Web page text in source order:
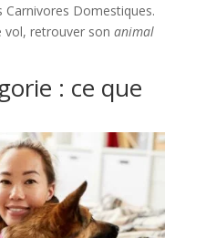
Carnivores Domestiques.
vol, retrouver son animal
: ce que